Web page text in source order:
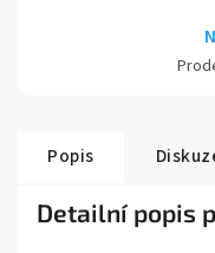
Popis
Detailní popis